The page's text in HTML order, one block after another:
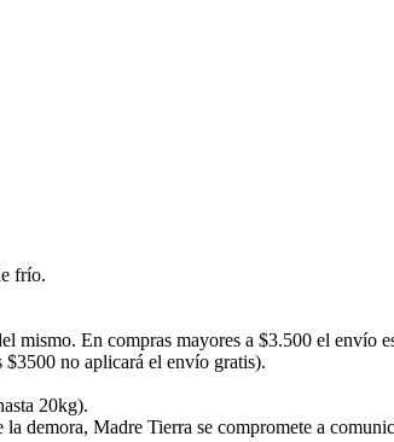
frío.
mismo. En compras mayores a $3.500 el envío
$3500 no aplicará el envío gratis).
20kg).
demora, Madre Tierra se compromete a